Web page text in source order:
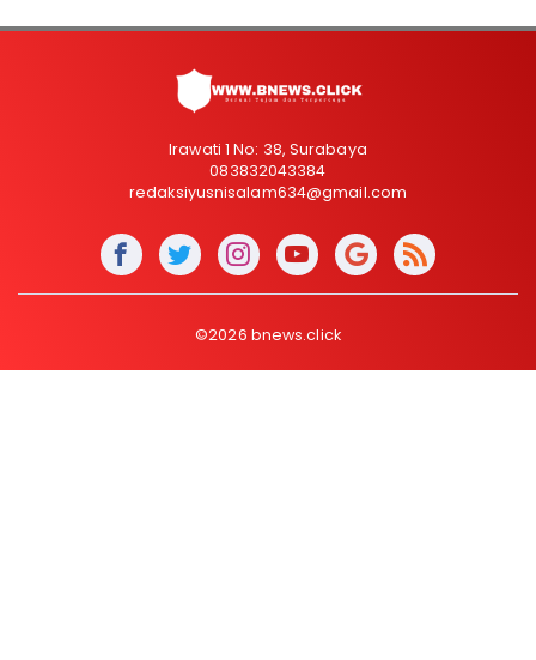
Irawati 1 No: 38, Surabaya
083832043384
redaksiyusnisalam634@gmail.com
©2026 bnews.click